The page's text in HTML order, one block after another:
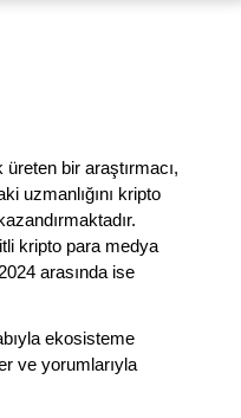
bir araştırmacı,
uzmanlığını kripto
kripto para medya
arasında ise
ekosisteme
ve yorumlarıyla